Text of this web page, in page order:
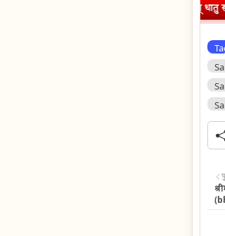
एध् धातु रूप - १० लकार, अर्थ